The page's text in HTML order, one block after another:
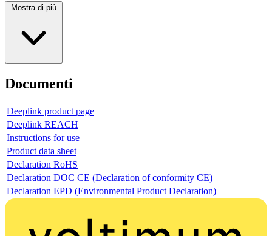
Mostra di più
Documenti
Deeplink product page
Deeplink REACH
Instructions for use
Product data sheet
Declaration RoHS
Declaration DOC CE (Declaration of conformity CE)
Declaration EPD (Environmental Product Declaration)